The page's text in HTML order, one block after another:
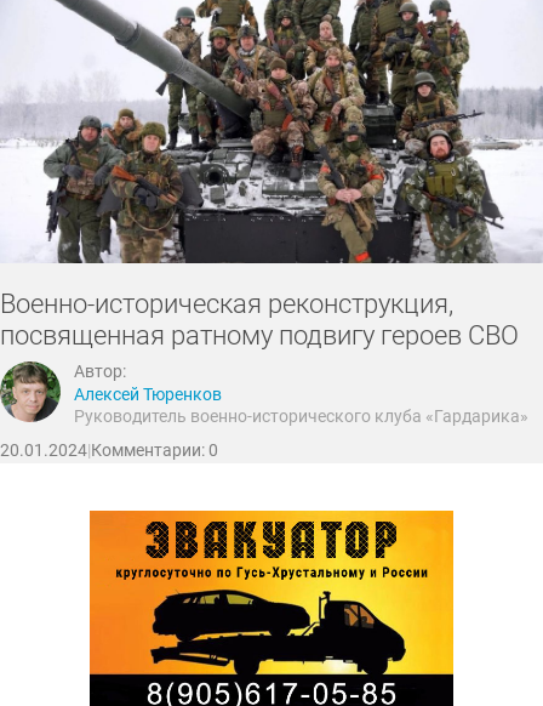
жилье
экология
пресс-конференции
конференции
уборки, субботники
выпускные
медицина
последние звонки
богослужения
архитектура
животные
Военно-историческая реконструкция,
посвященная ратному подвигу героев СВО
Автор:
Алексей Тюренков
Руководитель военно-исторического клуба «Гардарика»
20.01.2024|Комментарии: 0